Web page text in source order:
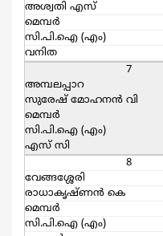
അശ്വതി എസ്
മെമ്പര്‍
സി.പി.ഐ (എം)
വനിത
7
അമ്പലപ്പാറ
സുരേഷ് മോഹനന്‍ വി
മെമ്പര്‍
സി.പി.ഐ (എം)
എസ്‌ സി
8
വേങ്ങശ്ശേരി
രാധാകൃഷ്ണന്‍ കെ
മെമ്പര്‍
സി.പി.ഐ (എം)